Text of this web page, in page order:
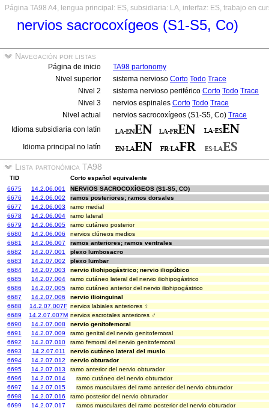
Página TA98 A4, lengua principal: ES, subsidiaria: LA, interfaz: ES, trabajo en
nervios sacrocoxígeos (S1-S5, Co)
Navegación por listas
Página de inicio
TA98 partonomy
Nivel superior
sistema nervioso Corto Todo Trace
Nivel 2
sistema nervioso periférico Corto Todo Trace
Nivel 3
nervios espinales Corto Todo Trace
Nivel actual
nervios sacrocoxígeos (S1-S5, Co) Trace
Idioma subsidiaria con latín
Idioma principal no latín
Lista partonómica TA98
TID
Corto español equivalente
6675
14.2.06.001
NERVIOS SACROCOXÍGEOS (S1-S5, CO)
6676
14.2.06.002
ramos posteriores; ramos dorsales
6677
14.2.06.003
ramo medial
6678
14.2.06.004
ramo lateral
6679
14.2.06.005
ramo cutáneo posterior
6680
14.2.06.006
nervios clúneos medios
6681
14.2.06.007
ramos anteriores; ramos ventrales
6682
14.2.07.001
plexo lumbosacro
6683
14.2.07.002
plexo lumbar
6684
14.2.07.003
nervio iliohipogástrico; nervio iliopúbico
6685
14.2.07.004
ramo cutáneo lateral del nervio iliohipogástrico
6686
14.2.07.005
ramo cutáneo anterior del nervio iliohipogástrico
6687
14.2.07.006
nervio ilioinguinal
6688
14.2.07.007F nervios labiales anteriores ♀
6689
14.2.07.007M nervios escrotales anteriores ♂
6690
14.2.07.008
nervio genitofemoral
6691
14.2.07.009
ramo genital del nervio genitofemoral
6692
14.2.07.010
ramo femoral del nervio genitofemoral
6693
14.2.07.011
nervio cutáneo lateral del muslo
6694
14.2.07.012
nervio obturador
6695
14.2.07.013
ramo anterior del nervio obturador
6696
14.2.07.014
ramo cutáneo del nervio obturador
6697
14.2.07.015
ramos musculares del ramo anterior del nervio obturador
6698
14.2.07.016
ramo posterior del nervio obturador
6699
14.2.07.017
ramos musculares del ramo posterior del nervio obturador